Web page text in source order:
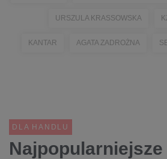
URSZULA KRASSOWSKA
KANTAR AGATA ZADROŻNA
DLA HANDLU